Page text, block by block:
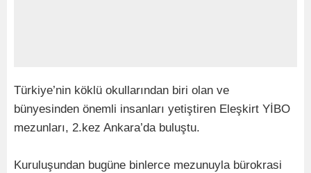
Türkiye’nin köklü okullarından biri olan ve
bünyesinden önemli insanları yetiştiren Eleşkirt YİBO
mezunları, 2.kez Ankara’da buluştu.
Kuruluşundan bugüne binlerce mezunuyla bürokrasi